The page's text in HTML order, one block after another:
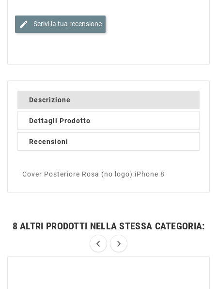
edit Scrivi la tua recensione
Descrizione
Dettagli Prodotto
Recensioni
Cover Posteriore Rosa (no logo) iPhone 8
8 ALTRI PRODOTTI NELLA STESSA CATEGORIA: